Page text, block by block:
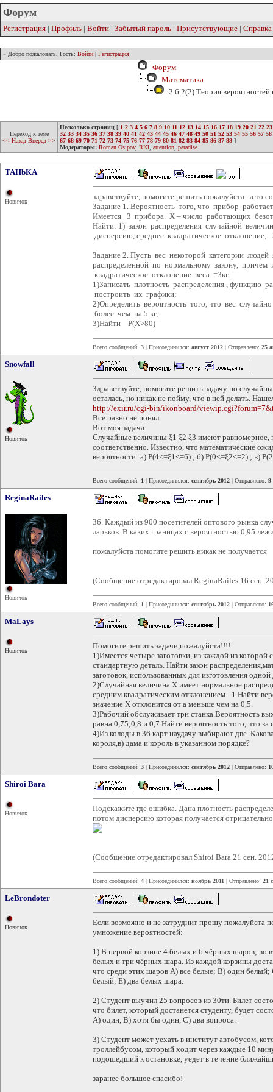
Форум
Регистрация | Профиль | Войти | Забытый пароль | Присутствующие | Справка
» Добро пожаловать, Гость: Войти | Регистрация
Форум
Математика
2.6.2(2) Теория вероятностей
Переход к теме
<< Назад Вперед >>
Несколько страниц [ 1 2 3 4 5 6 7 8 9 10 11 12 13 14 15 16 17 18 19 20 21 22 23
32 33 34 35 36 37 38 39 40 41 42 43 44 45 46 47 48 49 50 51 52 53 54 55 56 57 58
67 68 69 70 71 72 73 74 75 76 77 78 79 80 81 82 83 84 85 86 87 88 ]
Модераторы: Roman Osipov, RKI attention paradise
TAHbKA
Новичок
здравствуйте, помогите решить пожалуйста.. а то
Задание 1. Вероятность того, что прибор
Имеется 3 прибора. Х – число работающих
Найти: 1) закон распределения случайной
дисперсию, среднее квадратическое
Задание 2. Пусть вес некоторой категории
распределенной по нормальному закону, причем
квадратическое отклонение веса =3кг.
1)Записать плотность распределения , функцию
построить их графики;
2)Определить вероятность того, что вес
более чем на 5 кг,
3)Найти Р(Х>80)
Всего сообщений: 3 | Присоединился: август 2012 | Отправлено: 25
Snowfall
Новичок
Здравствуйте, помогите решить задачу по
осталась, но никак не пойму, что в ней делать.
http://exir.ru/cgi-bin/ikonboard/
Все равно не понял.
Вот моя задача:
Случайные величины ξ1 ξ2 ξ3 имеют равномерное,
соответственно. Известно, что математические
вероятности: а) P(4<=ξ1<=6) ; б) P(0<=ξ2<=2) ; в)
Всего сообщений: 1 | Присоединился: сентябрь 2012 | Отправлено: 9
ReginaRailes
Новичок
36. Каждый из 900 посетителей оптового рынка
ларьков. В каких границах с вероятностью 0,95
пожалуйста помогите решить.никак не получается
(Сообщение отредактировал ReginaRailes 16 сен.
Всего сообщений: 1 | Присоединился: сентябрь 2012 | Отправлено:
MaLays
Новичок
Помогите решить задачи,пожалуйста!!!!
1)Имеется четыре заготовки, из каждой из
стандартную деталь. Найти закон
заготовок, использованных для изготовления одной
2)Случайная величина Х имеет нормальное
средним квадратическим отклонением =1.Найти
значение Х отклонится от а меньше чем на 0,5.
3)Рабочий обслуживает три станка.Вероятность
равна 0,75;0,8 и 0,7.Найти вероятность того, что
4)Из колоды в 36 карт наудачу выбирают две.
короля,в) дама и король в указанном порядке?
Всего сообщений: 3 | Присоединился: сентябрь 2012 | Отправлено:
Shiroi Bara
Новичок
Подскажите где ошибка. Дана плотность
потом дисперсию которая получается
(Сообщение отредактировал Shiroi Bara 21 сен.
Всего сообщений: 4 | Присоединился: ноябрь 2011 | Отправлено: 21
LeBrondoter
Новичок
Если возможно и не затруднит прошу пожалуйста
умножение вероятностей:
1) В первой корзине 4 белых и 6 чёрных шаров; во
белых и три чёрных шара. Из каждой корзины
что среди этих шаров A) все белые; B) один
белый; E) два белых шара.
2) Студент выучил 25 вопросов из 30ти. Билет
что билет, который достанется студенту, будет
A) один, B) хотя бы один, C) два вопроса.
3) Студент может уехать в институт автобусом,
троллейбусом, который ходит через каждые 10
подошедший к остановке, уедет в течение
заранее большое спасибо!